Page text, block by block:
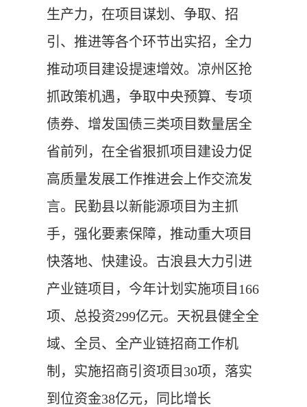
生产力，在项目谋划、争取、招
引、推进等各个环节出实招，全力
推动项目建设提速增效。凉州区抢
抓政策机遇，争取中央预算、专项
债券、增发国债三类项目数量居全
省前列，在全省狠抓项目建设力促
高质量发展工作推进会上作交流发
言。民勤县以新能源项目为主抓
手，强化要素保障，推动重大项目
快落地、快建设。古浪县大力引进
产业链项目，今年计划实施项目166
项、总投资299亿元。天祝县健全全
域、全员、全产业链招商工作机
制，实施招商引资项目30项，落实
到位资金38亿元，同比增长